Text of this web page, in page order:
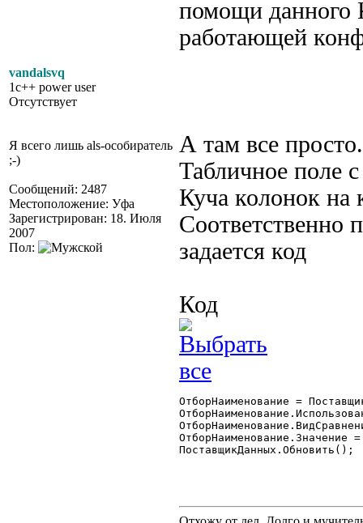
vandalsvq
1c++ power user
Отсутствует
Я всего лишь als-особиратель
;-)
Сообщений: 2487
Местоположение: Уфа
Зарегистрирован: 18. Июля
2007
Пол:
помощи данного
работающей
А там все просто.
Табличное поле
Куча колонок
Соответственно
задается код
Код
ОтборНаименование =
ОтборНаименование.Значение
ПоставщикДанных.Обновить();